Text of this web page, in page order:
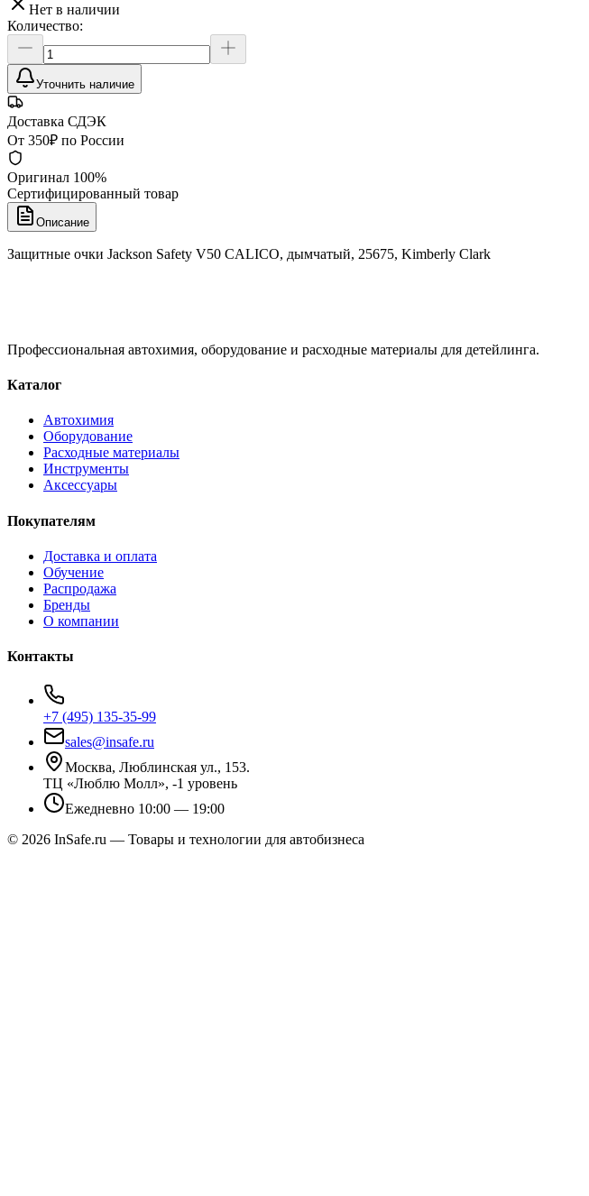
Нет в наличии
Количество:
Уточнить наличие
Доставка СДЭК
От 350₽ по России
Оригинал 100%
Сертифицированный товар
Описание
Защитные очки Jackson Safety V50 CALICO, дымчатый, 25675, Kimberly Clark
Профессиональная автохимия, оборудование и расходные материалы для детейлинга.
Каталог
Автохимия
Оборудование
Расходные материалы
Инструменты
Аксессуары
Покупателям
Доставка и оплата
Обучение
Распродажа
Бренды
О компании
Контакты
+7 (495) 135-35-99
sales@insafe.ru
Москва, Люблинская ул., 153.
ТЦ «Люблю Молл», -1 уровень
Ежедневно 10:00 — 19:00
© 2026 InSafe.ru — Товары и технологии для автобизнеса